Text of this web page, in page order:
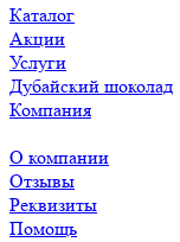
Каталог
Акции
Услуги
Дубайский шоколад
Компания
О компании
Отзывы
Реквизиты
Помощь